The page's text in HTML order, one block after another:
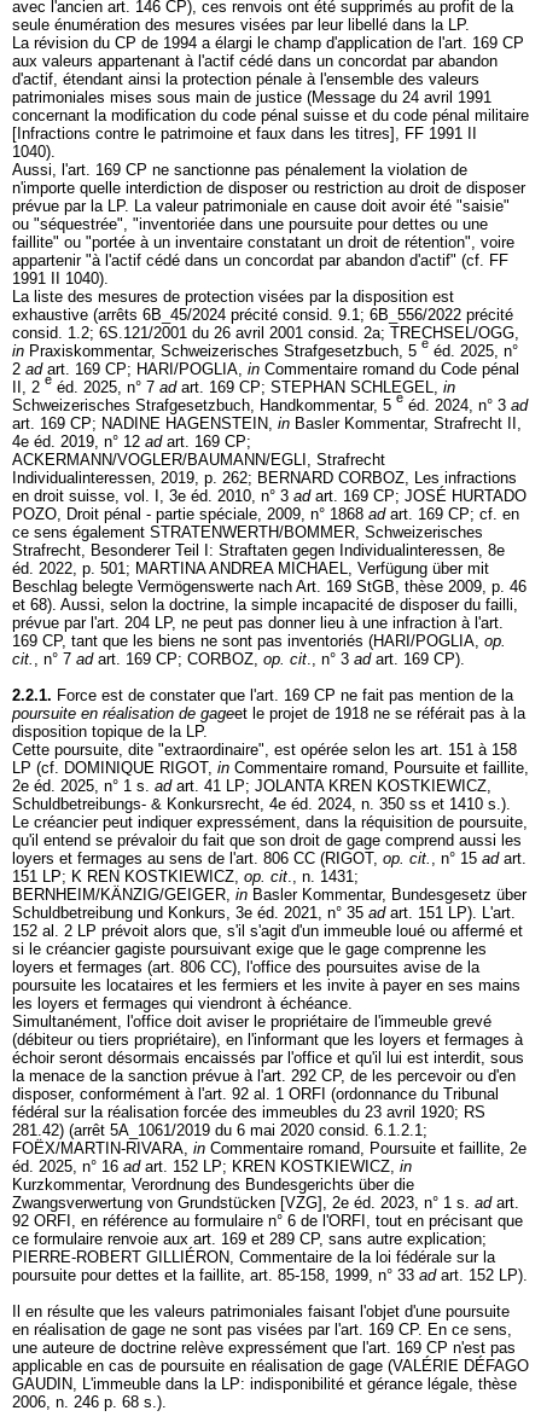
avec l'ancien art. 146 CP), ces renvois ont été supprimés au profit de la
seule énumération des mesures visées par leur libellé dans la LP.
La révision du CP de 1994 a élargi le champ d'application de l'art. 169 CP
aux valeurs appartenant à l'actif cédé dans un concordat par abandon
d'actif, étendant ainsi la protection pénale à l'ensemble des valeurs
patrimoniales mises sous main de justice (Message du 24 avril 1991
concernant la modification du code pénal suisse et du code pénal militaire
[Infractions contre le patrimoine et faux dans les titres], FF 1991 II
1040).
Aussi, l'art. 169 CP ne sanctionne pas pénalement la violation de
n'importe quelle interdiction de disposer ou restriction au droit de disposer
prévue par la LP. La valeur patrimoniale en cause doit avoir été "saisie"
ou "séquestrée", "inventoriée dans une poursuite pour dettes ou une
faillite" ou "portée à un inventaire constatant un droit de rétention", voire
appartenir "à l'actif cédé dans un concordat par abandon d'actif" (cf. FF
1991 II 1040).
La liste des mesures de protection visées par la disposition est
exhaustive (arrêts 6B_45/2024 précité consid. 9.1; 6B_556/2022 précité
consid. 1.2; 6S.121/2001 du 26 avril 2001 consid. 2a; TRECHSEL/OGG,
in Praxiskommentar, Schweizerisches Strafgesetzbuch, 5 e éd. 2025, n°
2 ad art. 169 CP; HARI/POGLIA, in Commentaire romand du Code pénal
II, 2 e éd. 2025, n° 7 ad art. 169 CP; STEPHAN SCHLEGEL, in
Schweizerisches Strafgesetzbuch, Handkommentar, 5 e éd. 2024, n° 3 ad
art. 169 CP; NADINE HAGENSTEIN, in Basler Kommentar, Strafrecht II,
4e éd. 2019, n° 12 ad art. 169 CP;
ACKERMANN/VOGLER/BAUMANN/EGLI, Strafrecht
Individualinteressen, 2019, p. 262; BERNARD CORBOZ, Les infractions
en droit suisse, vol. I, 3e éd. 2010, n° 3 ad art. 169 CP; JOSÉ HURTADO
POZO, Droit pénal - partie spéciale, 2009, n° 1868 ad art. 169 CP; cf. en
ce sens également STRATENWERTH/BOMMER, Schweizerisches
Strafrecht, Besonderer Teil I: Straftaten gegen Individualinteressen, 8e
éd. 2022, p. 501; MARTINA ANDREA MICHAEL, Verfügung über mit
Beschlag belegte Vermögenswerte nach Art. 169 StGB, thèse 2009, p. 46
et 68). Aussi, selon la doctrine, la simple incapacité de disposer du failli,
prévue par l'art. 204 LP, ne peut pas donner lieu à une infraction à l'art.
169 CP, tant que les biens ne sont pas inventoriés (HARI/POGLIA, op.
cit. , n° 7 ad art. 169 CP; CORBOZ, op. cit., n° 3 ad art. 169 CP).
2.2.1. Force est de constater que l'art. 169 CP ne fait pas mention de la
poursuite en réalisation de gageet le projet de 1918 ne se référait pas à la
disposition topique de la LP.
Cette poursuite, dite "extraordinaire", est opérée selon les art. 151 à 158
LP (cf. DOMINIQUE RIGOT, in Commentaire romand, Poursuite et faillite,
2e éd. 2025, n° 1 s. ad art. 41 LP; JOLANTA KREN KOSTKIEWICZ,
Schuldbetreibungs- & Konkursrecht, 4e éd. 2024, n. 350 ss et 1410 s.).
Le créancier peut indiquer expressément, dans la réquisition de poursuite,
qu'il entend se prévaloir du fait que son droit de gage comprend aussi les
loyers et fermages au sens de l'art. 806 CC (RIGOT, op. cit. , n° 15 ad art.
151 LP; K REN KOSTKIEWICZ, op. cit., n. 1431;
BERNHEIM/KÄNZIG/GEIGER, in Basler Kommentar, Bundesgesetz über
Schuldbetreibung und Konkurs, 3e éd. 2021, n° 35 ad art. 151 LP). L'art.
152 al. 2 LP prévoit alors que, s'il s'agit d'un immeuble loué ou affermé et
si le créancier gagiste poursuivant exige que le gage comprenne les
loyers et fermages (art. 806 CC), l'office des poursuites avise de la
poursuite les locataires et les fermiers et les invite à payer en ses mains
les loyers et fermages qui viendront à échéance.
Simultanément, l'office doit aviser le propriétaire de l'immeuble grevé
(débiteur ou tiers propriétaire), en l'informant que les loyers et fermages à
échoir seront désormais encaissés par l'office et qu'il lui est interdit, sous
la menace de la sanction prévue à l'art. 292 CP, de les percevoir ou d'en
disposer, conformément à l'art. 92 al. 1 ORFI (ordonnance du Tribunal
fédéral sur la réalisation forcée des immeubles du 23 avril 1920; RS
281.42) (arrêt 5A_1061/2019 du 6 mai 2020 consid. 6.1.2.1;
FOËX/MARTIN-RIVARA, in Commentaire romand, Poursuite et faillite, 2e
éd. 2025, n° 16 ad art. 152 LP; KREN KOSTKIEWICZ, in
Kurzkommentar, Verordnung des Bundesgerichts über die
Zwangsverwertung von Grundstücken [VZG], 2e éd. 2023, n° 1 s. ad art.
92 ORFI , en référence au formulaire n° 6 de l'ORFI, tout en précisant que
ce formulaire renvoie aux art. 169 et 289 CP, sans autre explication;
PIERRE-ROBERT GILLIÉRON, Commentaire de la loi fédérale sur la
poursuite pour dettes et la faillite, art. 85-158, 1999, n° 33 ad art. 152 LP).
Il en résulte que les valeurs patrimoniales faisant l'objet d'une poursuite
en réalisation de gage ne sont pas visées par l'art. 169 CP. En ce sens,
une auteure de doctrine relève expressément que l'art. 169 CP n'est pas
applicable en cas de poursuite en réalisation de gage (VALÉRIE DÉFAGO
GAUDIN, L'immeuble dans la LP: indisponibilité et gérance légale, thèse
2006, n. 246 p. 68 s.).